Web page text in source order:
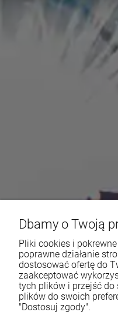
Dbamy o Twoją
Pliki cookies i
poprawne działanie
dostosować ofertę do
zaakceptować
tych plików i przejść
plików do swoich
"Dostosuj zgody".